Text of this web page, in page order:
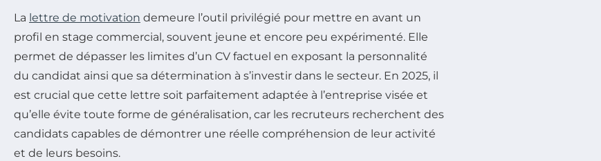
La lettre de motivation demeure l’outil privilégié pour mettre en avant un
profil en stage commercial, souvent jeune et encore peu expérimenté. Elle
permet de dépasser les limites d’un CV factuel en exposant la personnalité
du candidat ainsi que sa détermination à s’investir dans le secteur. En 2025, il
est crucial que cette lettre soit parfaitement adaptée à l’entreprise visée et
qu’elle évite toute forme de généralisation, car les recruteurs recherchent des
candidats capables de démontrer une réelle compréhension de leur activité
et de leurs besoins.